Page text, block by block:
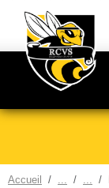
Accueil
Panneau de